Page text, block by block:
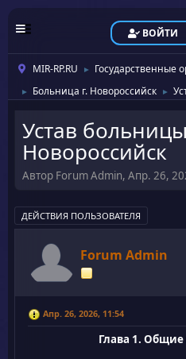
ВОЙТИ
MIR-RP.RU ► Государственные
► Больница г. Новороссийск ►
Устав
Новороссийск
Автор Forum Admin, Апр. 26,
ДЕЙСТВИЯ ПОЛЬЗОВАТЕЛЯ
Forum Admin
Апр. 26, 2026, 11:54
Глава 1.